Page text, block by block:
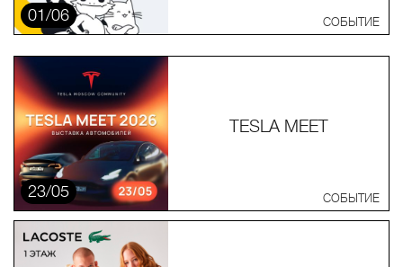
01/06 СОБЫТИЕ
TESLA MEET
23/05 СОБЫТИЕ